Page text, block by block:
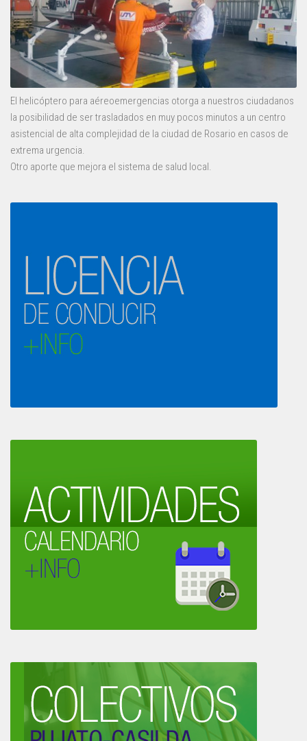
El helicóptero para aéreoemergencias otorga a nuestros ciudadanos
la posibilidad de ser trasladados en muy pocos minutos a un centro
asistencial de alta complejidad de la ciudad de Rosario en casos de
extrema urgencia.
Otro aporte que mejora el sistema de salud local.